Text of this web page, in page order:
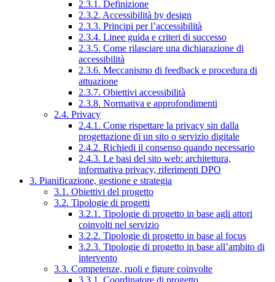
2.3.1. Definizione
2.3.2. Accessibilità by design
2.3.3. Principi per l’accessibilità
2.3.4. Linee guida e criteri di successo
2.3.5. Come rilasciare una dichiarazione di
accessibilità
2.3.6. Meccanismo di feedback e procedura di
attuazione
2.3.7. Obiettivi accessibilità
2.3.8. Normativa e approfondimenti
2.4. Privacy
2.4.1. Come rispettare la privacy sin dalla
progettazione di un sito o servizio digitale
2.4.2. Richiedi il consenso quando necessario
2.4.3. Le basi del sito web: architettura,
informativa privacy, riferimenti DPO
3. Pianificazione, gestione e strategia
3.1. Obiettivi del progetto
3.2. Tipologie di progetti
3.2.1. Tipologie di progetto in base agli attori
coinvolti nel servizio
3.2.2. Tipologie di progetto in base al focus
3.2.3. Tipologie di progetto in base all’ambito di
intervento
3.3. Competenze, ruoli e figure coinvolte
3.3.1. Coordinatore di progetto